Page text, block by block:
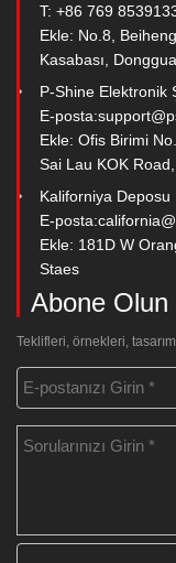
T: +86 769
Ekle: No.8,
Kasabası,
P-Shine Elektronik
E-posta:
Ekle: Ofis Birimi
Sai Lau KOK
Kaliforniya Deposu
E-posta:
Ekle: 181D W
Staes
Abone Olun
Teklifleri, örnekleri,